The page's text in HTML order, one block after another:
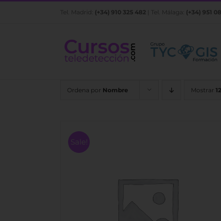
Saltar
Tel. Madrid: (+34) 910 325 482 | Tel. Málaga: (+34) 951
Ordena por Nombre Mostrar
Sale!